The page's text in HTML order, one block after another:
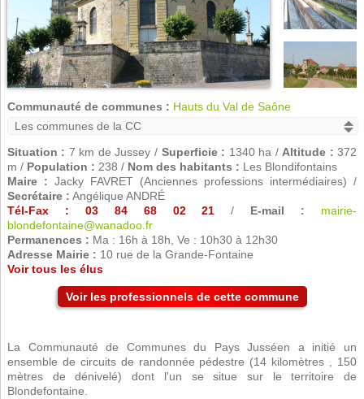
Communauté de communes : Hauts du Val de Saône
Situation : 7 km de Jussey / Superficie : 1340 ha / Altitude : 372
m / Population : 238 / Nom des habitants : Les Blondifontains
Maire : Jacky FAVRET (Anciennes professions intermédiaires) /
Secrétaire : Angélique ANDRÉ
Tél-Fax : 03 84 68 02 21 / E-mail :
mairie-
blondefontaine@wanadoo.fr
Permanences : Ma : 16h à 18h, Ve : 10h30 à 12h30
Adresse Mairie : 10 rue de la Grande-Fontaine
Voir tous les élus
Voir les professionnels de cette commune
La Communauté de Communes du Pays Jusséen a initié un
ensemble de circuits de randonnée pédestre (14 kilomètres , 150
mètres de dénivelé) dont l'un se situe sur le territoire de
Blondefontaine.